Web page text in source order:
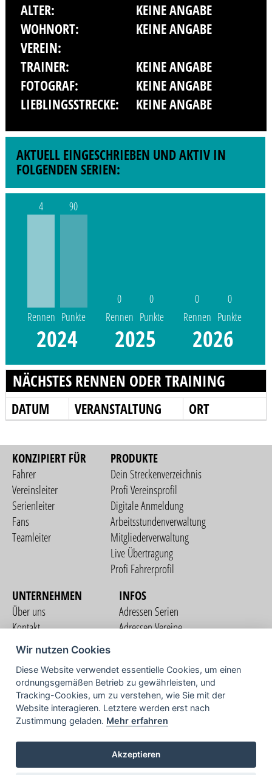
ALTER:
KEINE ANGABE
WOHNORT:
KEINE ANGABE
VEREIN:
TRAINER:
KEINE ANGABE
FOTOGRAF:
KEINE ANGABE
LIEBLINGSSTRECKE:
KEINE ANGABE
AKTUELL EINGESCHRIEBEN UND AKTIV IN
FOLGENDEN SERIEN:
4
Rennen
90
Punkte
2024
0
Rennen
0
Punkte
2025
0
Rennen
0
Punkte
2026
NÄCHSTES RENNEN ODER TRAINING
DATUM VERANSTALTUNG ORT
KONZIPIERT FÜR
Fahrer
Vereinsleiter
Serienleiter
Fans
Teamleiter
PRODUKTE
Dein Streckenverzeichnis
Profi Vereinsprofil
Digitale Anmeldung
Arbeitsstundenverwaltung
Mitgliederverwaltung
Live Übertragung
Profi Fahrerprofil
UNTERNEHMEN
Über uns
Kontakt
Nutzungsbedingungen
Datenschutzerklärung
Impressum
INFOS
Adressen Serien
Adressen Vereine
COMMUNITY
TV
Wir nutzen Cookies
Diese Website verwendet essentielle Cookies, um einen
ordnungsgemäßen Betrieb zu gewährleisten, und
Tracking-Cookies, um zu verstehen, wie Sie mit der
Website interagieren. Letztere werden erst nach
Zustimmung geladen. Mehr erfahren
Akzeptieren